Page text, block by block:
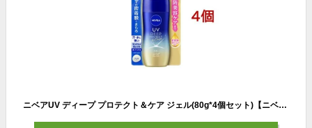
ニベアUV ディープ プロテクト＆ケア ジェル(80g*4個セット)【ニベアUV】